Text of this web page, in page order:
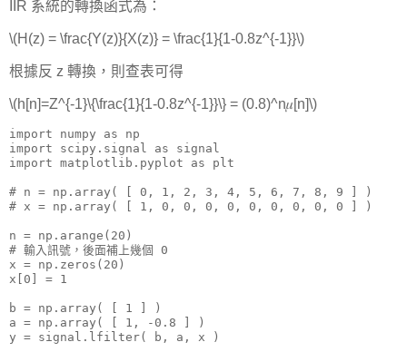
IIR 系統的轉換函式為：
\(H(z) = \frac{Y(z)}{X(z)} = \frac{1}{1-0.8z^{-1}}\)
根據反 z 轉換，則查表可得
\(h[n]=Z^{-1}\{\frac{1}{1-0.8z^{-1}}\} = (0.8)^n𝜇[n]\)
import numpy as np
import scipy.signal as signal
import matplotlib.pyplot as plt
# n = np.array( [ 0, 1, 2, 3, 4, 5, 6, 7, 8, 9 ] )
# x = np.array( [ 1, 0, 0, 0, 0, 0, 0, 0, 0, 0 ] )
n = np.arange(20)
# 輸入訊號，後面補上幾個 0
x = np.zeros(20)
x[0] = 1
b = np.array( [ 1 ] )
a = np.array( [ 1, -0.8 ] )
y = signal.lfilter( b, a, x )